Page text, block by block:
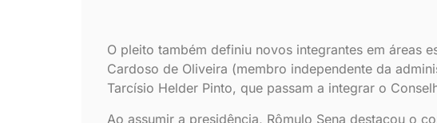
O pleito também definiu novos integrantes em áreas
Cardoso de Oliveira (membro independente da
Tarcísio Helder Pinto, que passam a integrar o
Ao assumir a presidência, Rômulo Sena destacou o